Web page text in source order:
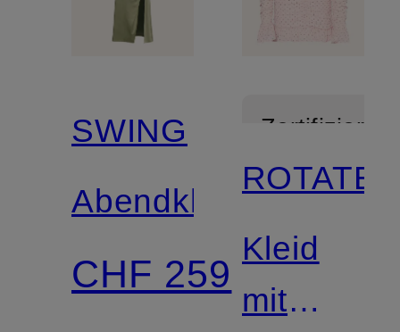
SWING
Abendkleid
CHF 259
Zertifiziert
ROTATE
Kleid
mit